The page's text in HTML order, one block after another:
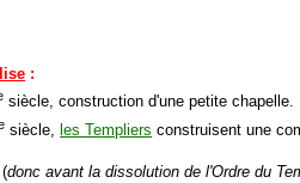
:
siècle, construction d'une petite chapelle.
siècle, les Templiers construisent une
donc avant la dissolution de l'Ordre du